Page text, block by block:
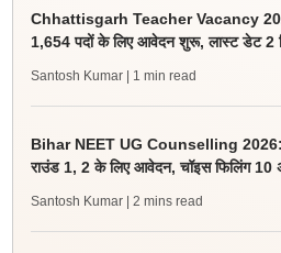
Chhattisgarh Teacher Vacancy
1,654 पदों के लिए आवेदन शुरू, लास्ट डेट 2
Santosh Kumar | 1 min read
Bihar NEET UG Counselling 2026:
राउंड 1, 2 के लिए आवेदन, चॉइस फिलिंग 10
Santosh Kumar | 2 mins read